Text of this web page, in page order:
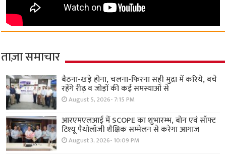
ताज़ा समाचार
बैठना-खड़े होना, चलना-फिरना सही मुद्रा में करिये, बचे
रहेंगे रीढ़ व जोड़ों की कई समस्याओं से
August 5, 2026- 7:15 PM
आरएमएलआई में SCOPE का शुभारम्भ, बोन एवं सॉफ्ट
टिश्यू पैथोलॉजी शैक्षिक सम्मेलन से करेगा आगाज
August 3, 2026- 10:09 PM